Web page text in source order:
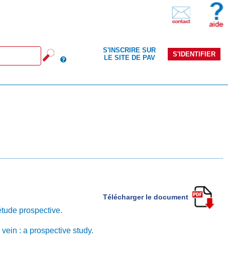
S'INSCRIRE SUR
LE SITE DE PAV
S'IDENTIFIER
Télécharger le document
prospective.
: a prospective study.